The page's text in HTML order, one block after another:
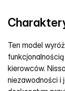
Ten model
kierowców.
niezawodności i